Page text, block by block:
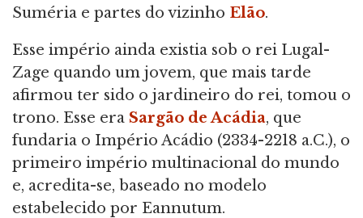
Suméria e partes do vizinho Elão.
Esse império ainda existia sob o rei Lugal-
Zage quando um jovem, que mais tarde
afirmou ter sido o jardineiro do rei, tomou o
trono. Esse era Sargão de Acádia, que
fundaria o Império Acádio (2334-2218 a.C.), o
primeiro império multinacional do mundo
e, acredita-se, baseado no modelo
estabelecido por Eannutum.